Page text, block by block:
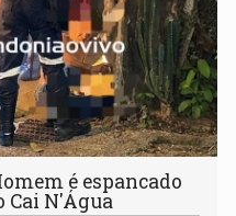
é espancado
Cai N'Água